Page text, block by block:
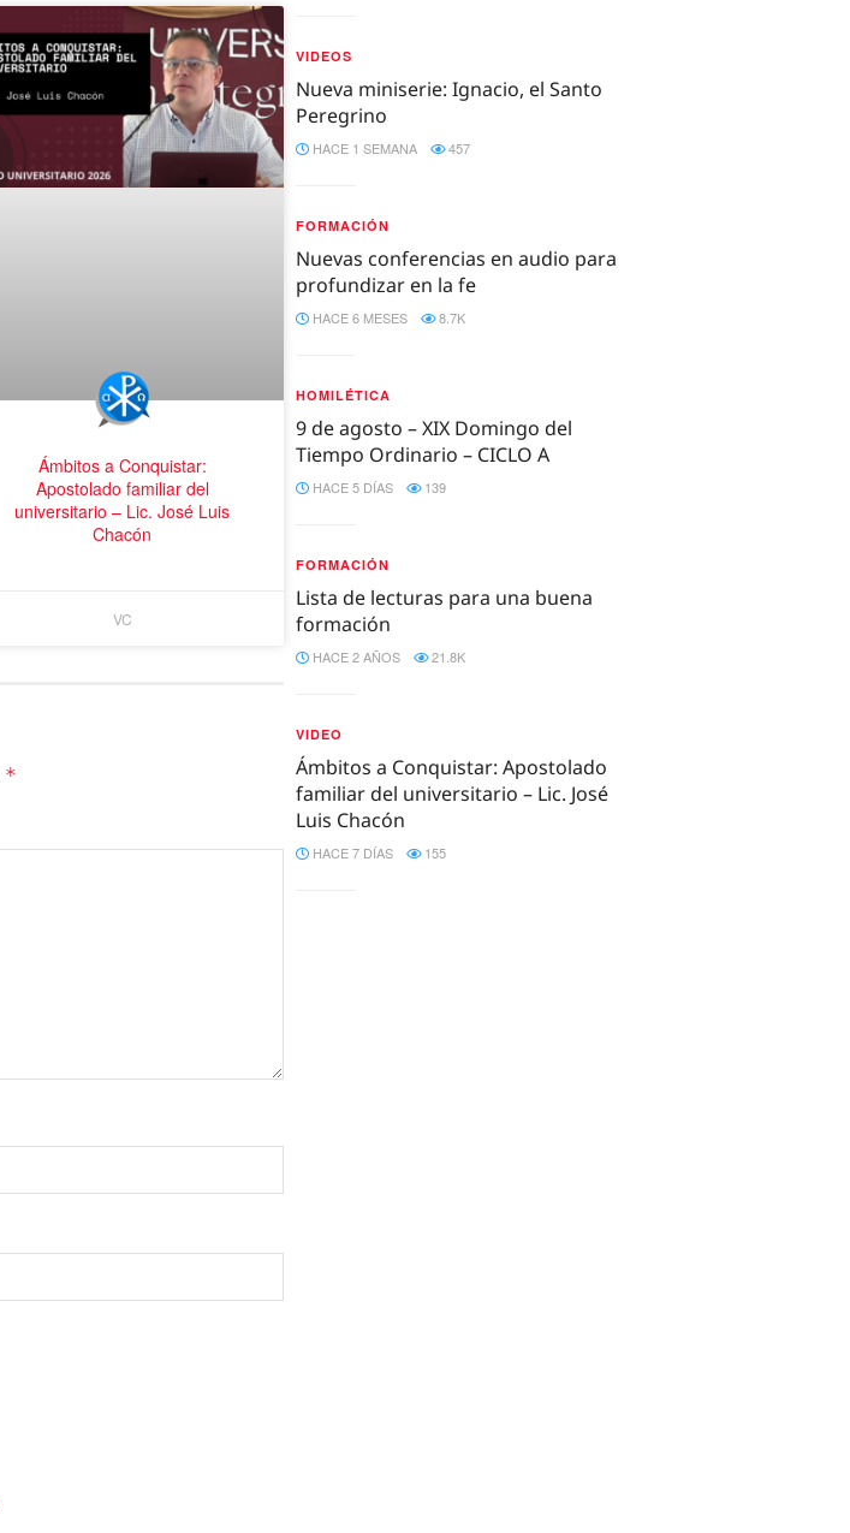
VIDEOS
Nueva miniserie: Ignacio, el Santo
Peregrino
HACE 1 SEMANA 457
FORMACIÓN
Nuevas conferencias en audio para
profundizar en la fe
HACE 6 MESES 8.7K
HOMILÉTICA
9 de agosto – XIX Domingo del
Tiempo Ordinario – CICLO A
HACE 5 DÍAS 139
FORMACIÓN
Lista de lecturas para una buena
formación
HACE 2 AÑOS 21.8K
VIDEO
Ámbitos a Conquistar: Apostolado
familiar del universitario – Lic. José
Luis Chacón
HACE 7 DÍAS 155
Ámbitos a Conquistar:
Apostolado familiar del
universitario – Lic. José Luis
Chacón
VC
*